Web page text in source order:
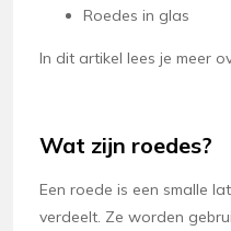
Roedes in glas
In dit artikel lees je meer
Wat zijn roedes?
Een roede is een smalle
verdeelt. Ze worden